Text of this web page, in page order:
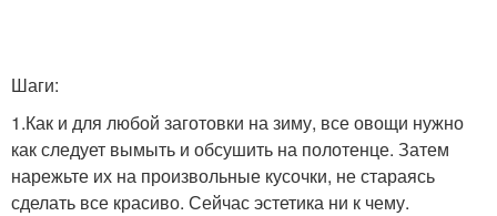
Шаги:
1.Как и для любой заготовки на зиму, все овощи нужно
как следует вымыть и обсушить на полотенце. Затем
нарежьте их на произвольные кусочки, не стараясь
сделать все красиво. Сейчас эстетика ни к чему.